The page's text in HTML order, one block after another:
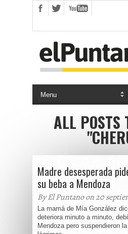
ALL POSTS
Madre desesperada
su beba a Mendoza
By El Puntano on 20
La mamá de Mía González
deteriora minuto a minuto,
Mendoza pero suspendieron